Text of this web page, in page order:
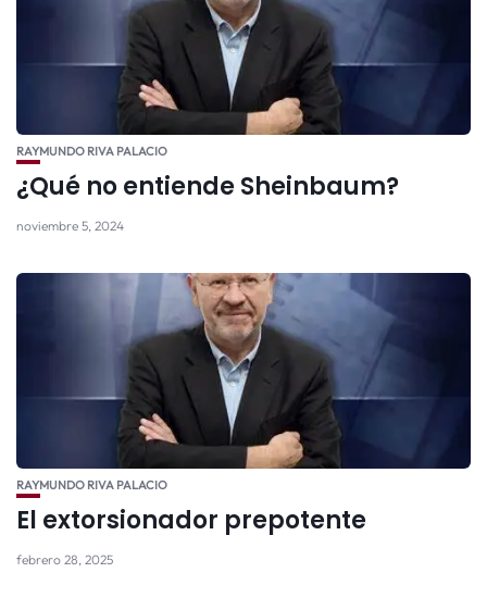
RAYMUNDO RIVA PALACIO
¿Qué no entiende Sheinbaum?
noviembre 5, 2024
RAYMUNDO RIVA PALACIO
El extorsionador prepotente
febrero 28, 2025